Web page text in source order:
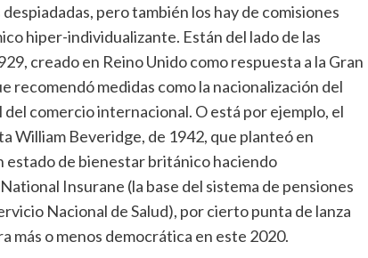
pero también los hay de comisiones
hiper-individualizante. Están del lado de las
creado en Reino Unido como respuesta a la Gran
recomendó medidas como la nacionalización del
comercio internacional. O está por ejemplo, el
William Beveridge, de 1942, que planteó en
estado de bienestar británico haciendo
Insurane (la base del sistema de pensiones
Nacional de Salud), por cierto punta de lanza
más o menos democrática en este 2020.